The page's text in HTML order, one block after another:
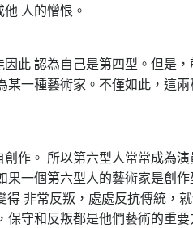
人的憎恨。
此 認為自己是第四型。但是
一種藝術家。不僅如此，這
作。 所以第六型人常常成為演
一個第六型人的藝術家是創
非常反叛，處處反抗傳統，
守和反叛都是他們藝術的重